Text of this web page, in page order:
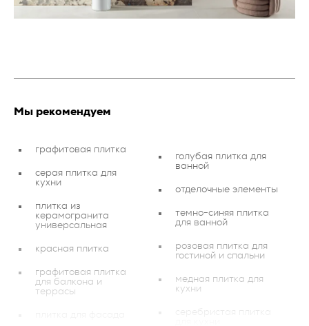
Мы рекомендуем
графитовая плитка
серая плитка для
кухни
плитка из
керамогранита
универсальная
красная плитка
графитовая плитка
для балкона и
террасы
голубая плитка для
ванной
отделочные элементы
темно-синяя плитка
для ванной
розовая плитка для
гостиной и спальни
медная плитка для
кухни